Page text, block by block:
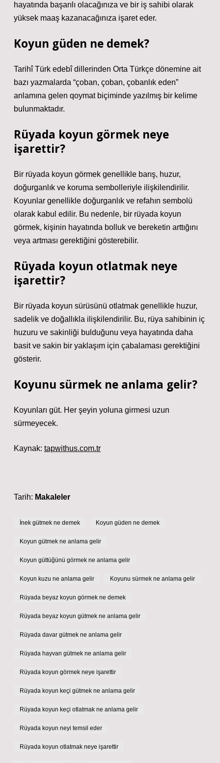
hayatında başarılı olacağınıza ve bir iş sahibi olarak
yüksek maaş kazanacağınıza işaret eder.
Koyun güden ne demek?
Tarihî Türk edebî dillerinden Orta Türkçe dönemine ait
bazı yazmalarda “çoban, çoban, çobanlık eden”
anlamına gelen qoymat biçiminde yazılmış bir kelime
bulunmaktadır.
Rüyada koyun görmek neye
işarettir?
Bir rüyada koyun görmek genellikle barış, huzur,
doğurganlık ve koruma sembolleriyle ilişkilendirilir.
Koyunlar genellikle doğurganlık ve refahın sembolü
olarak kabul edilir. Bu nedenle, bir rüyada koyun
görmek, kişinin hayatında bolluk ve bereketin arttığını
veya artması gerektiğini gösterebilir.
Rüyada koyun otlatmak neye
işarettir?
Bir rüyada koyun sürüsünü otlatmak genellikle huzur,
sadelik ve doğallıkla ilişkilendirilir. Bu, rüya sahibinin iç
huzuru ve sakinliği bulduğunu veya hayatında daha
basit ve sakin bir yaklaşım için çabalaması gerektiğini
gösterir.
Koyunu sürmek ne anlama gelir?
Koyunları güt. Her şeyin yoluna girmesi uzun
sürmeyecek.
Kaynak: tapwithus.com.tr
Tarih: Makaleler
İnek gütmek ne demek Koyun güden ne demek
Koyun gütmek ne anlama gelir
Koyun güttüğünü görmek ne anlama gelir
Koyun kuzu ne anlama gelir Koyunu sürmek ne anlama gelir
Rüyada beyaz koyun görmek ne demek
Rüyada beyaz koyun gütmek ne anlama gelir
Rüyada davar gütmek ne anlama gelir
Rüyada hayvan gütmek ne anlama gelir
Rüyada koyun görmek neye işarettir
Rüyada koyun keçi gütmek ne anlama gelir
Rüyada koyun keçi otlatmak ne anlama gelir
Rüyada koyun neyi temsil eder
Rüyada koyun otlatmak neye işarettir